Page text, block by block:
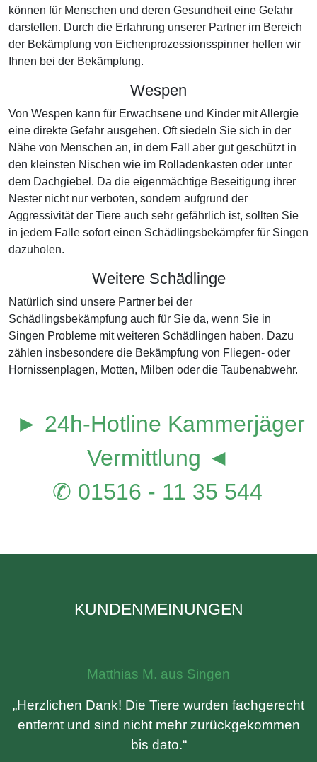
können für Menschen und deren Gesundheit eine Gefahr
darstellen. Durch die Erfahrung unserer Partner im Bereich
der Bekämpfung von Eichenprozessionsspinner helfen wir
Ihnen bei der Bekämpfung.
Wespen
Von Wespen kann für Erwachsene und Kinder mit Allergie
eine direkte Gefahr ausgehen. Oft siedeln Sie sich in der
Nähe von Menschen an, in dem Fall aber gut geschützt in
den kleinsten Nischen wie im Rolladenkasten oder unter
dem Dachgiebel. Da die eigenmächtige Beseitigung ihrer
Nester nicht nur verboten, sondern aufgrund der
Aggressivität der Tiere auch sehr gefährlich ist, sollten Sie
in jedem Falle sofort einen Schädlingsbekämpfer für Singen
dazuholen.
Weitere Schädlinge
Natürlich sind unsere Partner bei der
Schädlingsbekämpfung auch für Sie da, wenn Sie in
Singen Probleme mit weiteren Schädlingen haben. Dazu
zählen insbesondere die Bekämpfung von Fliegen- oder
Hornissenplagen, Motten, Milben oder die Taubenabwehr.
► 24h-Hotline Kammerjäger
Vermittlung ◄
✆ 01516 - 11 35 544
KUNDENMEINUNGEN
Matthias M. aus Singen
„Herzlichen Dank! Die Tiere wurden fachgerecht
entfernt und sind nicht mehr zurückgekommen
bis dato.“